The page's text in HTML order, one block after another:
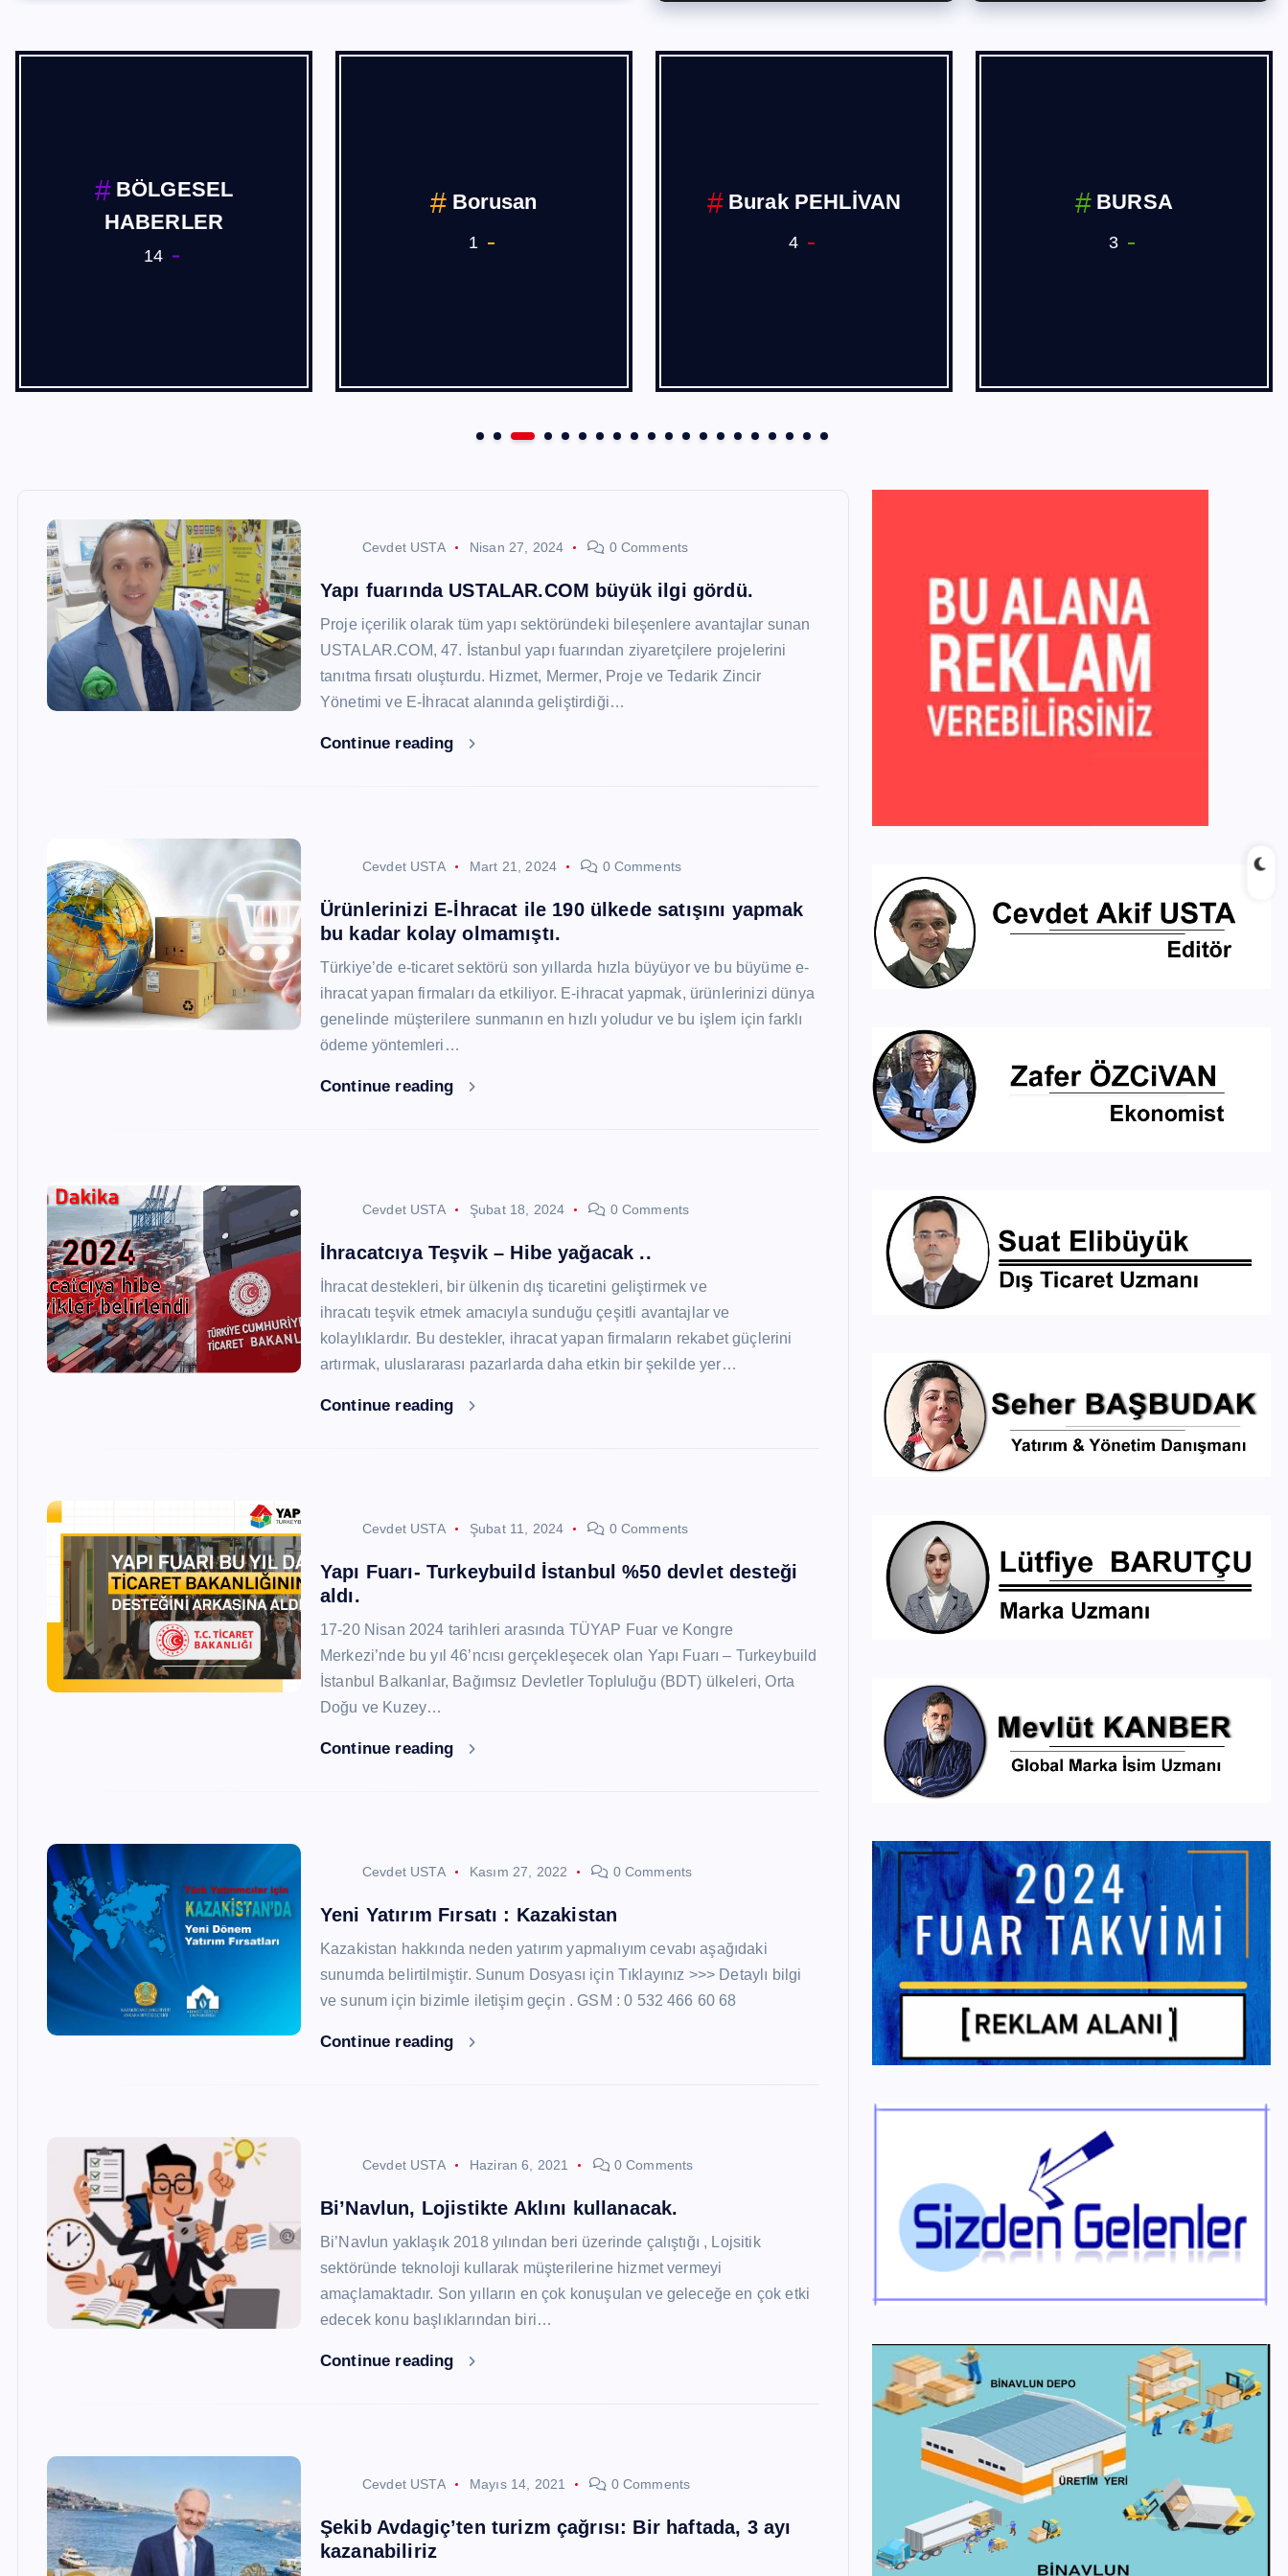
Cevdet Akif USTA COVİD 19
7
Demiryolu Ana ve Yan
Sanayii
Dernekler
3
Cevdet USTA Nisan 27, 2024 0 Comments
Yapı fuarında USTALAR.COM büyük ilgi gördü.
Proje içerilik olarak tüm yapı sektöründeki bileşenlere avantajlar sunan
USTALAR.COM, 47. İstanbul yapı fuarından ziyaretçilere projelerini
tanıtma fırsatı oluşturdu. Hizmet, Mermer, Proje ve Tedarik Zincir
Yönetimi ve E-İhracat alanında geliştirdiği…
Continue reading
Cevdet USTA Mart 21, 2024 0 Comments
Ürünlerinizi E-İhracat ile 190 ülkede satışını yapmak
bu kadar kolay olmamıştı.
Türkiye’de e-ticaret sektörü son yıllarda hızla büyüyor ve bu büyüme e-
ihracat yapan firmaları da etkiliyor. E-ihracat yapmak, ürünlerinizi dünya
genelinde müşterilere sunmanın en hızlı yoludur ve bu işlem için farklı
ödeme yöntemleri…
Continue reading
Cevdet USTA Şubat 18, 2024 0 Comments
İhracatcıya Teşvik – Hibe yağacak ..
İhracat destekleri, bir ülkenin dış ticaretini geliştirmek ve
ihracatı teşvik etmek amacıyla sunduğu çeşitli avantajlar ve
kolaylıklardır. Bu destekler, ihracat yapan firmaların rekabet güçlerini
artırmak, uluslararası pazarlarda daha etkin bir şekilde yer…
Continue reading
Cevdet USTA Şubat 11, 2024 0 Comments
Yapı Fuarı- Turkeybuild İstanbul %50 devlet desteği
aldı.
17-20 Nisan 2024 tarihleri arasında TÜYAP Fuar ve Kongre
Merkezi’nde bu yıl 46’ncısı gerçekleşecek olan Yapı Fuarı – Turkeybuild
İstanbul Balkanlar, Bağımsız Devletler Topluluğu (BDT) ülkeleri, Orta
Doğu ve Kuzey…
Continue reading
Cevdet USTA Kasım 27, 2022 0 Comments
Yeni Yatırım Fırsatı : Kazakistan
Kazakistan hakkında neden yatırım yapmalıyım cevabı aşağıdaki
sunumda belirtilmiştir. Sunum Dosyası için Tıklayınız >>> Detaylı bilgi
ve sunum için bizimle iletişim geçin . GSM : 0 532 466 60 68
Continue reading
Cevdet USTA Haziran 6, 2021 0 Comments
Bi’Navlun, Lojistikte Aklını kullanacak.
Bi’Navlun yaklaşık 2018 yılından beri üzerinde çalıştığı , Lojsitik
sektöründe teknoloji kullarak müşterilerine hizmet vermeyi
amaçlamaktadır. Son yılların en çok konuşulan ve geleceğe en çok etki
edecek konu başlıklarından biri…
Continue reading
Cevdet USTA Mayıs 14, 2021 0 Comments
Şekib Avdagiç’ten turizm çağrısı: Bir haftada, 3 ayı
kazanabiliriz